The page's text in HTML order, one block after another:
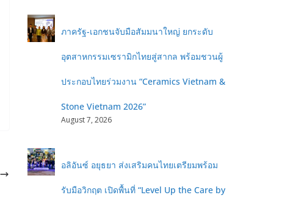
ภาครัฐ-เอกชนจับมือสัมมนาใหญ่ ยกระดับ
อุตสาหกรรมเซรามิกไทยสู่สากล พร้อมชวนผู้
ประกอบไทยร่วมงาน “Ceramics Vietnam &
Stone Vietnam 2026”
August 7, 2026
อลิอันซ์ อยุธยา ส่งเสริมคนไทยเตรียมพร้อม
รับมือวิกฤต เปิดพื้นที่ “Level Up the Care by